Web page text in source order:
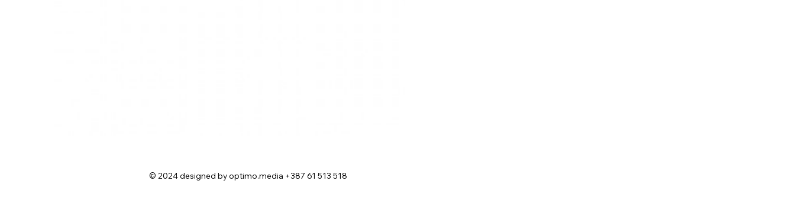
© 2024 designed by optimo.media +387 61 513 518